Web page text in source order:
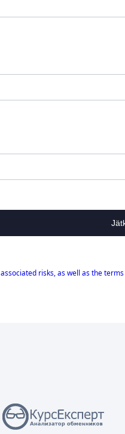
associated risks, as well as the